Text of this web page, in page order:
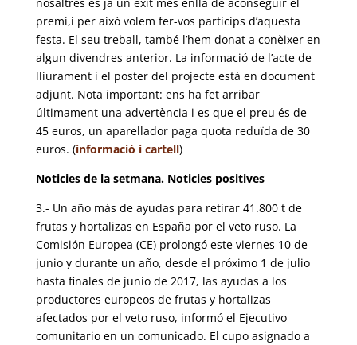
premi,i per això volem fer-vos partícips d’aquesta
festa. El seu treball, també l’hem donat a conèixer en
algun divendres anterior. La informació de l’acte de
lliurament i el poster del projecte està en document
adjunt. Nota important: ens ha fet arribar
últimament una advertència i es que el preu és de
45 euros, un aparellador paga quota reduïda de 30
euros. (informació i cartell)
Noticies de la setmana. Noticies positives
3.- Un año más de ayudas para retirar 41.800 t de
frutas y hortalizas en España por el veto ruso. La
Comisión Europea (CE) prolongó este viernes 10 de
junio y durante un año, desde el próximo 1 de julio
hasta finales de junio de 2017, las ayudas a los
productores europeos de frutas y hortalizas
afectados por el veto ruso, informó el Ejecutivo
comunitario en un comunicado. El cupo asignado a